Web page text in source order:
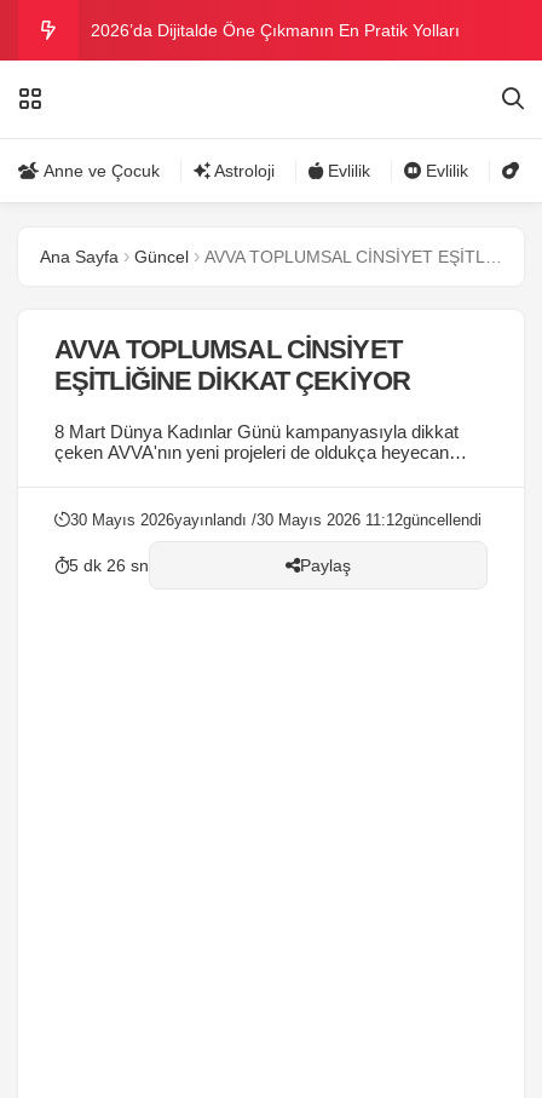
2026’da Dijitalde Öne Çıkmanın En Pratik Yolları
Danla Bilic ile Reynmen Miami’de tatilde
Anne ve Çocuk Astroloji Evlilik Evlilik
Ana Sayfa Güncel
AVVA TOPLUMSAL CİNSİYET
EŞİTLİĞİNE DİKKAT ÇEKİYOR
8 Mart Dünya Kadınlar Günü kampanyasıyla dikkat
çeken AVVA'nın yeni projeleri de oldukça heyecan
30 Mayıs 2026yayınlandı /30 Mayıs 2026 11:12güncellendi
5 dk 26 sn Paylaş